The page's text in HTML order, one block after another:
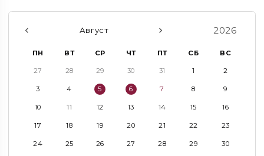
Август 2026
ПН ВТ СР ЧТ ПТ СБ ВС
27 28 29 30 31 1 2
3 4 5 6 7 8 9
10 11 12 13 14 15 16
17 18 19 20 21 22 23
24 25 26 27 28 29 30